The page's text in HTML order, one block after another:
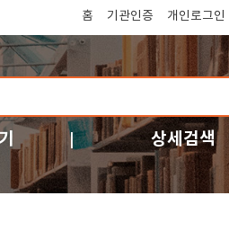
홈 기관인증 개인로그인
상세검색